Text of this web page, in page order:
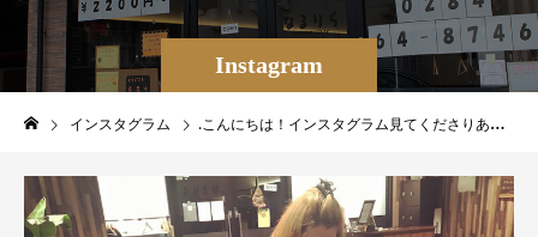
Instagram
インスタグラム .こんにちは！インスタグラム見てくださりありがとうございます(＞人＜)今日も営業終わりに練習をしていました！営業終わりって絶好の練習チャンス何ですよね…叫んでも発狂してもイイので( ( ´-` ).oO )…今日も1人生け贄が…ヴわァァァァァァァ…あ"あ"ぁ"ぁぁ"ぁ"ぁぁぁぁぁ…うめいております。痛いのは何処か詰まっているから!!!店長の指導発動です笑山田さん。苦戦。場所と圧力の調整を確認しながら今日も練習に励んでいます(^-^)ノさて。話はすり変わりまして((*´-ω・)??クーポンが新しくなりました!!!新規の方も再来の方もよりオトクなクーポンになりました(☆.☆)ノノぜひご活用くださいなるりらの営業時間は24時までとなっておりますが最終受け付けが22時です！ホットペッパーからのご予約は22時以降取れなくなっている場合がございますm(*_ _)m22時過ぎちゃったけど行きたいなー…なんて思ってお電話頂ければと思います♪♪22時以降のご予約、ご来店の際は気おつけてご来店くださいm(>__